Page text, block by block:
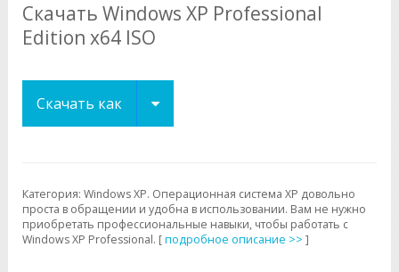
Скачать Windows XP Professional
Edition x64 ISO
Скачать как
Категория: Windows XP. Операционная система XP довольно
проста в обращении и удобна в использовании. Вам не нужно
приобретать профессиональные навыки, чтобы работать с
Windows XP Professional. [подробное описание >> ]